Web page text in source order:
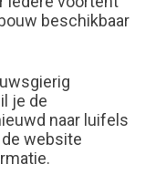
beschikbaar
je de
naar luifels
de website